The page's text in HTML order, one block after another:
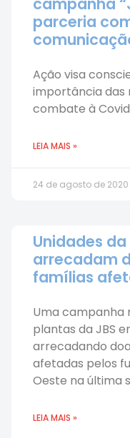
parceria
Ação visa
importância das
combate à
LEIA MAIS »
24 de agosto de 2020
Unidades da
arrecadam
famílias
Uma campanha
plantas da JBS
arrecadando
afetadas pelos
Oeste na última
LEIA MAIS »